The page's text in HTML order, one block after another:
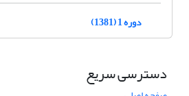
دوره 1 (1381)
دسترسی سریع